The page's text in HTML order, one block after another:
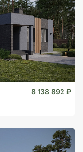
8 138 892 ₽